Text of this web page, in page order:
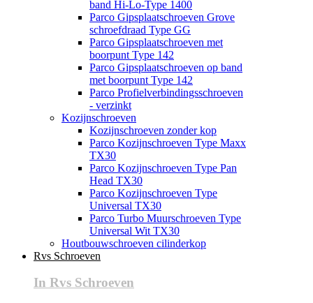
band Hi-Lo-Type 1400
Parco Gipsplaatschroeven Grove
schroefdraad Type GG
Parco Gipsplaatschroeven met
boorpunt Type 142
Parco Gipsplaatschroeven op band
met boorpunt Type 142
Parco Profielverbindingsschroeven
- verzinkt
Kozijnschroeven
Kozijnschroeven zonder kop
Parco Kozijnschroeven Type Maxx
TX30
Parco Kozijnschroeven Type Pan
Head TX30
Parco Kozijnschroeven Type
Universal TX30
Parco Turbo Muurschroeven Type
Universal Wit TX30
Houtbouwschroeven cilinderkop
Rvs Schroeven
In Rvs Schroeven